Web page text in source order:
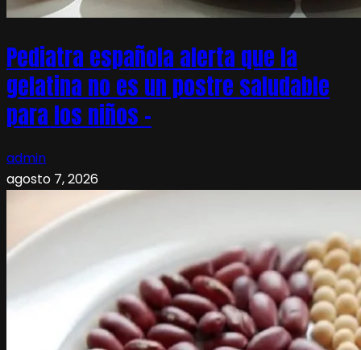
Pediatra española alerta que la
gelatina no es un postre saludable
para los niños –
admin
agosto 7, 2026